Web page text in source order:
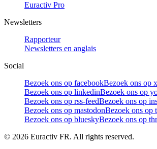
Euractiv Pro
Newsletters
Rapporteur
Newsletters en anglais
Social
Bezoek ons op facebookBezoek ons op x
Bezoek ons op linkedinBezoek ons op
Bezoek ons op rss-feedBezoek ons op
Bezoek ons op mastodonBezoek ons op
Bezoek ons op blueskyBezoek ons op
© 2026 Euractiv FR. All rights reserved.